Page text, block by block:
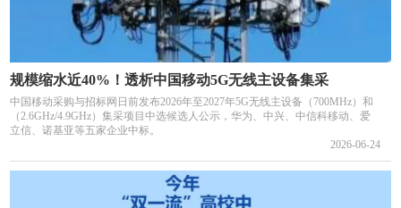
规模缩水近40%！透析中国移动5G无线主设备集采
中国移动采购与招标网日前发布2026年至2027年5G无线主设备（700MHz）和
（2.6GHz/4.9GHz）集采项目中选候选人公示，华为、中兴、中信科移动、爱
立信、诺基亚等五家企业中标。
2026-06-24